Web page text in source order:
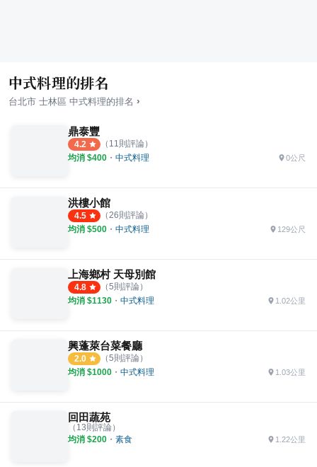
中式料理的排名
台北市 士林區 中式料理的排名 ›
鼎泰豐
4.2 （ 11 則評論）
均消 $400 ・ 中式料理 0公尺
洪樓小館
4.5 （ 26則評論）
均消 $500 ・ 中式料理 129公尺
上海鄉村 天母別館
4.8 （5則評論）
均消 $1130 ・ 中式料理 1.02公里
興蓬萊台菜餐廳
2.0 （5則評論）
均消 $1000 ・ 中式料理 1.03公里
回田蔬苑
（ 13則評論）
均消 $200 ・ 素食 1.22公里